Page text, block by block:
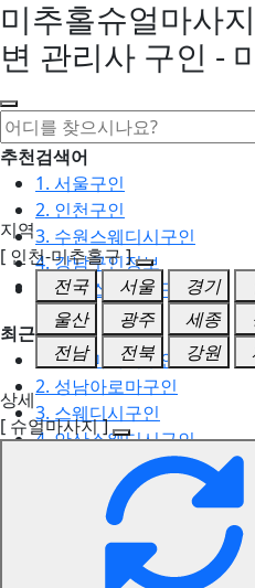
미추홀슈얼마사
변 관리사 구인 -
추천검색어
1. 서울구인
2. 인천구인
3. 수원스웨디시구인
4. 강남구인정보
5. 동탄스웨디시구인
최근검색어
1. 일산마사지구인
2. 성남아로마구인
3. 스웨디시구인
4. 안산스웨디시구인
5. 아로마구인
미추홀 슈얼마사지 구인정보
지역
[ 인천-미추홀구 ]
전국
서울 경기
울산
광주 세종
전남
전북 강원
상세
[ 슈얼마사지 ]